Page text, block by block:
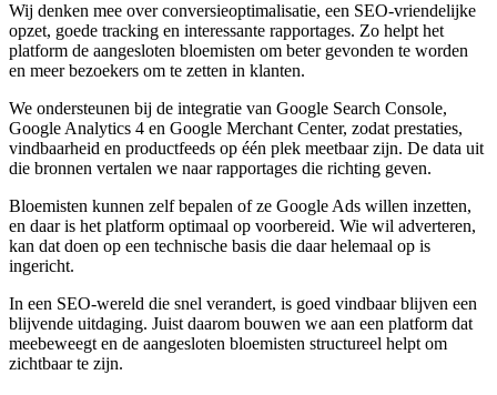
Wij denken mee over conversieoptimalisatie, een SEO-vriendelijke
opzet, goede tracking en interessante rapportages. Zo helpt het
platform de aangesloten bloemisten om beter gevonden te worden
en meer bezoekers om te zetten in klanten.
We ondersteunen bij de integratie van Google Search Console,
Google Analytics 4 en Google Merchant Center, zodat prestaties,
vindbaarheid en productfeeds op één plek meetbaar zijn. De data uit
die bronnen vertalen we naar rapportages die richting geven.
Bloemisten kunnen zelf bepalen of ze Google Ads willen inzetten,
en daar is het platform optimaal op voorbereid. Wie wil adverteren,
kan dat doen op een technische basis die daar helemaal op is
ingericht.
In een SEO-wereld die snel verandert, is goed vindbaar blijven een
blijvende uitdaging. Juist daarom bouwen we aan een platform dat
meebeweegt en de aangesloten bloemisten structureel helpt om
zichtbaar te zijn.